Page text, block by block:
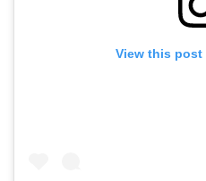
View this post